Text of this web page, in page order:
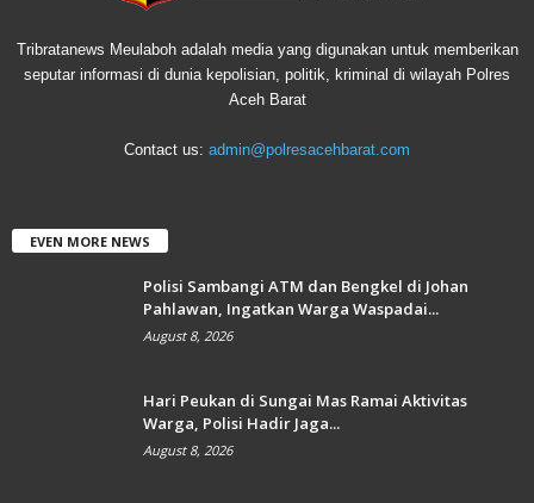
Tribratanews Meulaboh adalah media yang digunakan untuk memberikan
seputar informasi di dunia kepolisian, politik, kriminal di wilayah Polres
Aceh Barat
Contact us: admin@polresacehbarat.com
EVEN MORE NEWS
Polisi Sambangi ATM dan Bengkel di Johan
Pahlawan, Ingatkan Warga Waspadai...
August 8, 2026
Hari Peukan di Sungai Mas Ramai Aktivitas
Warga, Polisi Hadir Jaga...
August 8, 2026